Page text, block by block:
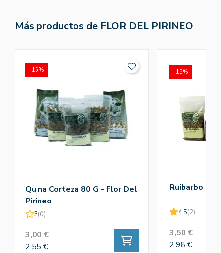
Más productos de FLOR DEL PIRINEO
Quina Corteza 80 G - Flor Del
Pirineo
5(0)
3,00 €
2,55 €
-15%
Ruibarbo 90g
4.5(2)
3,50 €
2,98 €
-15%